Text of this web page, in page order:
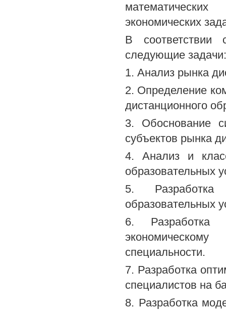
экономических
В
следующие задачи:
1. Анализ рынка
2. Определение
дистанционного
3. Обоснование
субъектов рынка
4. Анализ и
образовательных
5. Разработка
образовательных
6. Разработка
специальности.
7. Разработка
специалистов на
8. Разработка